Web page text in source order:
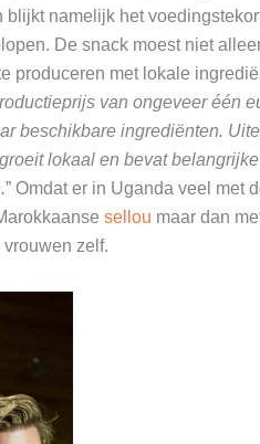
namelijk het
De snack moest niet
met lokale
van ongeveer één
beschikbare ingrediënten.
lokaal en bevat
” Omdat er in Uganda veel met
sellou maar dan
zelf.